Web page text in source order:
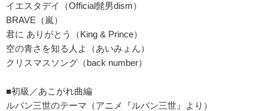
イエスタデイ（Official髭男dism）
BRAVE（嵐）
君に ありがとう（King & Prince）
空の青さを知る人よ（あいみょん）
クリスマスソング（back number）
■初級／あこがれ曲編
ルパン三世のテーマ（アニメ『ルパン三世』より）